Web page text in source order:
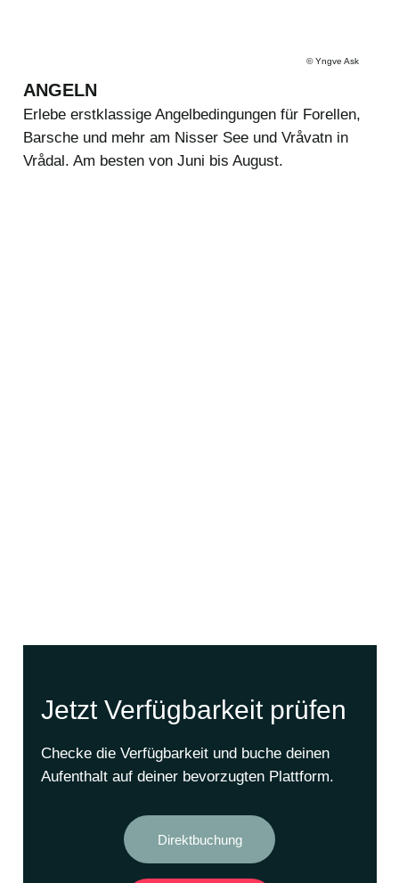
©Yngve Ask
ANGELN
Erlebe erstklassige Angelbedingungen für Forellen,
Barsche und mehr am Nisser See und Vråvatn in
Vrådal. Am besten von Juni bis August.
Jetzt Verfügbarkeit prüfen
Checke die Verfügbarkeit und buche deinen
Aufenthalt auf deiner bevorzugten Plattform.
Direktbuchung